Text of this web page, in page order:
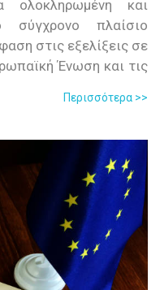
ολοκληρωμένη και
σύγχρονο πλαίσιο
στις εξελίξεις σε
Ένωση και τις
καθώς και ο
κινδύνου όπως η
Περισσότερα >>